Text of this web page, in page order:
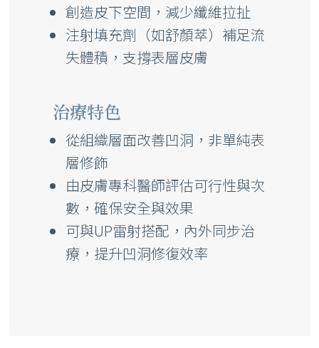
創造皮下空間，減少纖維拉扯
注射填充劑（如舒顏萃）補足流
失體積，支撐表層皮膚
治療特色
從組織層面改善凹洞，非單純表
層修飾
由皮膚專科醫師評估可行性與次
數，確保安全與效果
可與UP雷射搭配，內外同步治
療，提升凹洞修復效率